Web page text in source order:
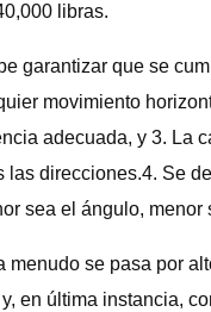
libras.
garantizar que se
movimiento
adecuada, y 3. La
direcciones.4. Se
sea el ángulo,
menudo se pasa por
en última instancia,